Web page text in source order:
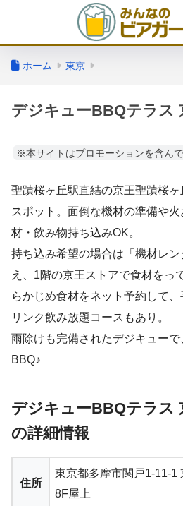
ホーム 東京
デジキューBBQテラス
※本サイトはプロモーションを含んで
聖蹟桜ヶ丘駅直結の京王聖蹟桜
スポット。面倒な機材の準備や
材・飲み物持ち込みOK。
持ち込み希望の場合は「機材レ
え、1階の京王ストアで食材をっ
らかじめ食材をネット予約して
リンク飲み放題コースもあり。
雨除けも完備されたデジキュー
BBQ♪
デジキューBBQテラス
の詳細情報
住所
東京都多摩市関戸1-11-1
8F屋上